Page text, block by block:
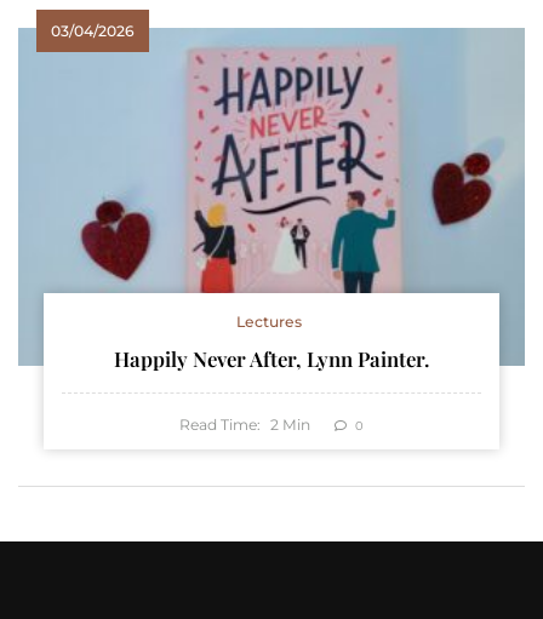
03/04/2026
Lectures
Happily Never After, Lynn Painter.
Read Time: 2 Min 0